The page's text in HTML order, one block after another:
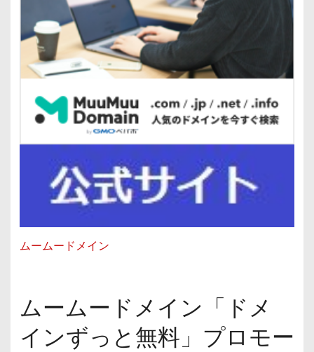
ムームードメイン
ムームードメイン「ドメ
インずっと無料」プロモー